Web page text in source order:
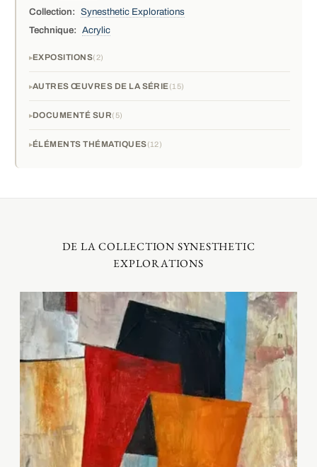
Collection:
Synesthetic Explorations
Technique:
Acrylic
EXPOSITIONS 2
AUTRES ŒUVRES DE LA SÉRIE 15
DOCUMENTÉ SUR 5
ÉLÉMENTS THÉMATIQUES 12
DE LA COLLECTION SYNESTHETIC
EXPLORATIONS